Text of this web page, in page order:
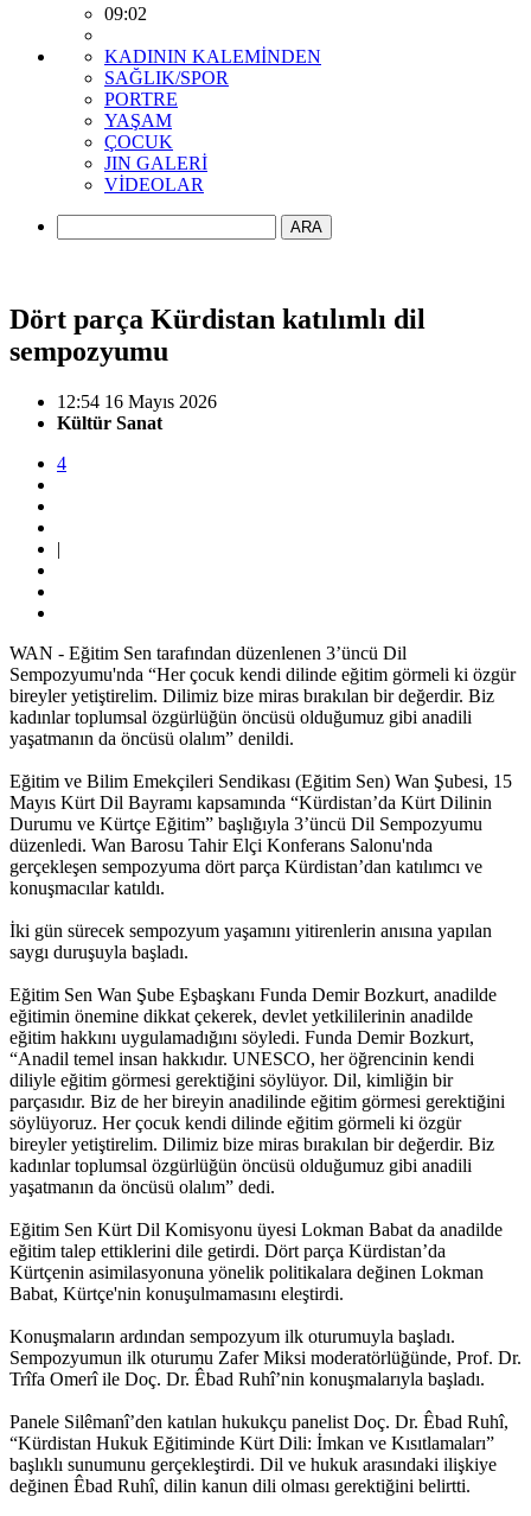
09:02
KADININ KALEMİNDEN
SAĞLIK/SPOR
PORTRE
YAŞAM
ÇOCUK
JIN GALERİ
VİDEOLAR
ARA
Dört parça Kürdistan katılımlı dil
sempozyumu
12:54 16 Mayıs 2026
Kültür Sanat
4
|
WAN - Eğitim Sen tarafından düzenlenen 3’üncü Dil
Sempozyumu'nda “Her çocuk kendi dilinde eğitim görmeli ki özgür
bireyler yetiştirelim. Dilimiz bize miras bırakılan bir değerdir. Biz
kadınlar toplumsal özgürlüğün öncüsü olduğumuz gibi anadili
yaşatmanın da öncüsü olalım” denildi.
Eğitim ve Bilim Emekçileri Sendikası (Eğitim Sen) Wan Şubesi, 15
Mayıs Kürt Dil Bayramı kapsamında “Kürdistan’da Kürt Dilinin
Durumu ve Kürtçe Eğitim” başlığıyla 3’üncü Dil Sempozyumu
düzenledi. Wan Barosu Tahir Elçi Konferans Salonu'nda
gerçekleşen sempozyuma dört parça Kürdistan’dan katılımcı ve
konuşmacılar katıldı.
İki gün sürecek sempozyum yaşamını yitirenlerin anısına yapılan
saygı duruşuyla başladı.
Eğitim Sen Wan Şube Eşbaşkanı Funda Demir Bozkurt, anadilde
eğitimin önemine dikkat çekerek, devlet yetkililerinin anadilde
eğitim hakkını uygulamadığını söyledi. Funda Demir Bozkurt,
“Anadil temel insan hakkıdır. UNESCO, her öğrencinin kendi
diliyle eğitim görmesi gerektiğini söylüyor. Dil, kimliğin bir
parçasıdır. Biz de her bireyin anadilinde eğitim görmesi gerektiğini
söylüyoruz. Her çocuk kendi dilinde eğitim görmeli ki özgür
bireyler yetiştirelim. Dilimiz bize miras bırakılan bir değerdir. Biz
kadınlar toplumsal özgürlüğün öncüsü olduğumuz gibi anadili
yaşatmanın da öncüsü olalım” dedi.
Eğitim Sen Kürt Dil Komisyonu üyesi Lokman Babat da anadilde
eğitim talep ettiklerini dile getirdi. Dört parça Kürdistan’da
Kürtçenin asimilasyonuna yönelik politikalara değinen Lokman
Babat, Kürtçe'nin konuşulmamasını eleştirdi.
Konuşmaların ardından sempozyum ilk oturumuyla başladı.
Sempozyumun ilk oturumu Zafer Miksi moderatörlüğünde, Prof. Dr.
Trîfa Omerî ile Doç. Dr. Êbad Ruhî’nin konuşmalarıyla başladı.
Panele Silêmanî’den katılan hukukçu panelist Doç. Dr. Êbad Ruhî,
“Kürdistan Hukuk Eğitiminde Kürt Dili: İmkan ve Kısıtlamaları”
başlıklı sunumunu gerçekleştirdi. Dil ve hukuk arasındaki ilişkiye
değinen Êbad Ruhî, dilin kanun dili olması gerektiğini belirtti.